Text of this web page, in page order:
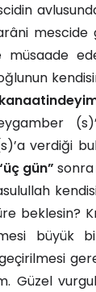
müsaade
verdiği
gün” sonra
beklesin?
büyük
Güzel